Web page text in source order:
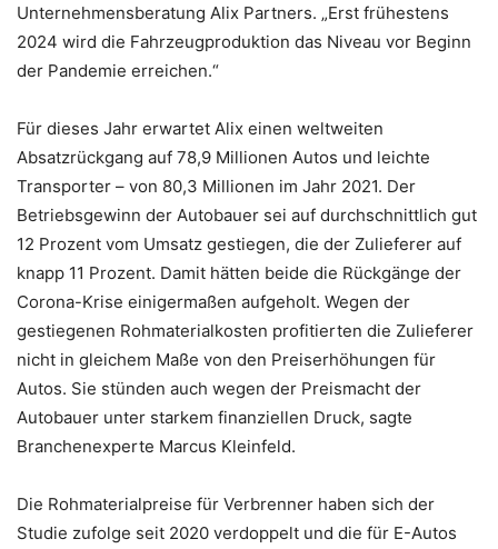
Unternehmensberatung Alix Partners. „Erst frühestens
2024 wird die Fahrzeugproduktion das Niveau vor Beginn
der Pandemie erreichen.“
Für dieses Jahr erwartet Alix einen weltweiten
Absatzrückgang auf 78,9 Millionen Autos und leichte
Transporter – von 80,3 Millionen im Jahr 2021. Der
Betriebsgewinn der Autobauer sei auf durchschnittlich gut
12 Prozent vom Umsatz gestiegen, die der Zulieferer auf
knapp 11 Prozent. Damit hätten beide die Rückgänge der
Corona-Krise einigermaßen aufgeholt. Wegen der
gestiegenen Rohmaterialkosten profitierten die Zulieferer
nicht in gleichem Maße von den Preiserhöhungen für
Autos. Sie stünden auch wegen der Preismacht der
Autobauer unter starkem finanziellen Druck, sagte
Branchenexperte Marcus Kleinfeld.
Die Rohmaterialpreise für Verbrenner haben sich der
Studie zufolge seit 2020 verdoppelt und die für E-Autos